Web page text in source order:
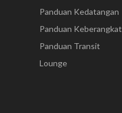
Panduan Kedatangan
Panduan
Panduan Transit
Lounge